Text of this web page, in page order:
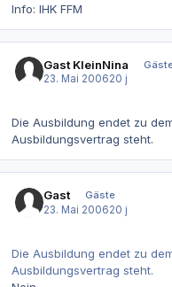
Info: IHK FFM
Gast KleinNina
23. Mai 200620 j
Die Ausbildung endet zu
Ausbildungsvertrag steht.
Gast
Gäste
23. Mai 200620 j
Die Ausbildung endet zu
Ausbildungsvertrag steht.